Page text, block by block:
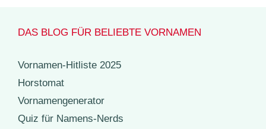
DAS BLOG FÜR BELIEBTE VORNAMEN
Vornamen-Hitliste 2025
Horstomat
Vornamengenerator
Quiz für Namens-Nerds